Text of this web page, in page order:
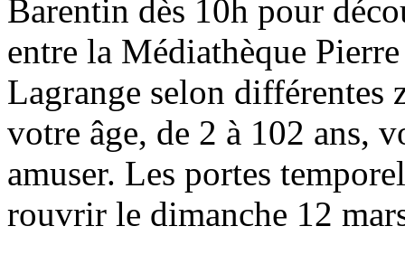
Barentin dès 10h pour
entre la Médiathèque
Lagrange selon différentes
votre âge, de 2 à 102 ans,
amuser. Les portes
rouvrir le dimanche 12